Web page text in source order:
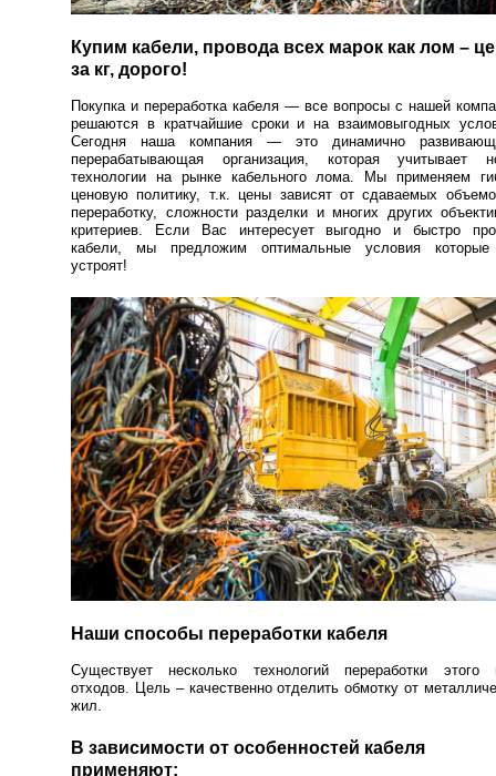
Купим кабели, провода всех марок как лом –
за кг, дорого!
Покупка и переработка кабеля — все вопросы с нашей
решаются в кратчайшие сроки и на взаимовыгодных
Сегодня наша компания — это динамично
перерабатывающая организация, которая учитывает
технологии на рынке кабельного лома. Мы применяем
ценовую политику, т.к. цены зависят от сдаваемых
переработку, сложности разделки и многих других
критериев. Если Вас интересует выгодно и быстро
кабели, мы предложим оптимальные условия
устроят!
Наши способы переработки кабеля
Существует несколько технологий переработки этого
отходов. Цель – качественно отделить обмотку от
жил.
В зависимости от особенностей кабеля
применяют: